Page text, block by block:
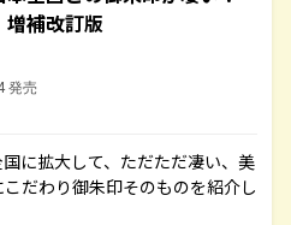
補改訂版
発売
に拡大して、ただただ凄い、美
だわり御朱印そのものを紹介し